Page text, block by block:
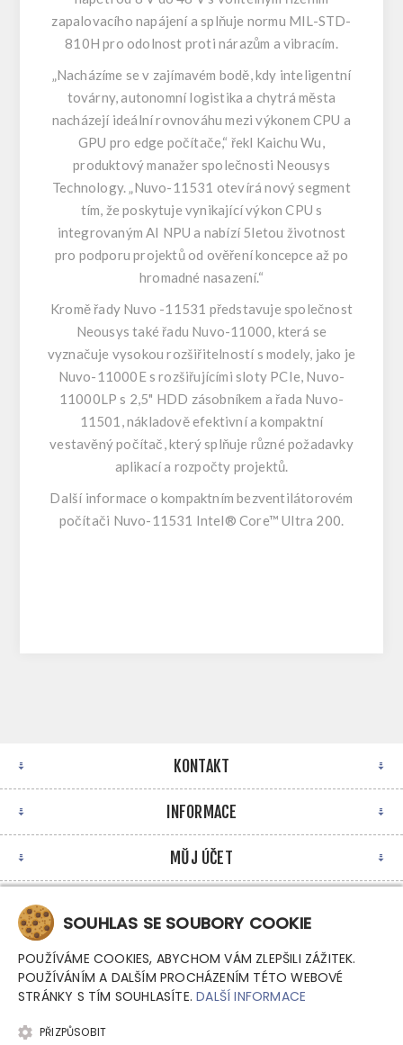
zapalovacího napájení a splňuje normu MIL-STD-
810H pro odolnost proti nárazům a vibracím.
„Nacházíme se v zajímavém bodě, kdy inteligentní
továrny, autonomní logistika a chytrá města
nacházejí ideální rovnováhu mezi výkonem CPU a
GPU pro edge počítače,“ řekl Kaichu Wu,
produktový manažer společnosti Neousys
Technology. „Nuvo-11531 otevírá nový segment
tím, že poskytuje vynikající výkon CPU s
integrovaným AI NPU a nabízí 5letou životnost
pro podporu projektů od ověření koncepce až po
hromadné nasazení.“
Kromě řady Nuvo -11531 představuje společnost
Neousys také řadu Nuvo-11000, která se
vyznačuje vysokou rozšiřitelností s modely, jako je
Nuvo-11000E s rozšiřujícími sloty PCIe, Nuvo-
11000LP s 2,5" HDD zásobníkem a řada Nuvo-
11501, nákladově efektivní a kompaktní
vestavěný počítač, který splňuje různé požadavky
aplikací a rozpočty projektů.
Další informace o kompaktním bezventilátorovém
počítači Nuvo-11531 Intel® Core™ Ultra 200.
KONTAKT
INFORMACE
MŮJ ÚČET
SOUHLAS SE SOUBORY COOKIE
POUŽÍVÁME COOKIES, ABYCHOM VÁM ZLEPŠILI ZÁŽITEK.
POUŽÍVÁNÍM A DALŠÍM PROCHÁZENÍM TÉTO WEBOVÉ
STRÁNKY S TÍM SOUHLASÍTE.DALŠÍ INFORMACE
PŘIZPŮSOBIT